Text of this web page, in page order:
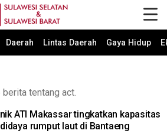
Daerah Lintas Daerah Gaya Hidup
tentang act.
ATI Makassar tingkatkan kapasitas
rumput laut di Bantaeng